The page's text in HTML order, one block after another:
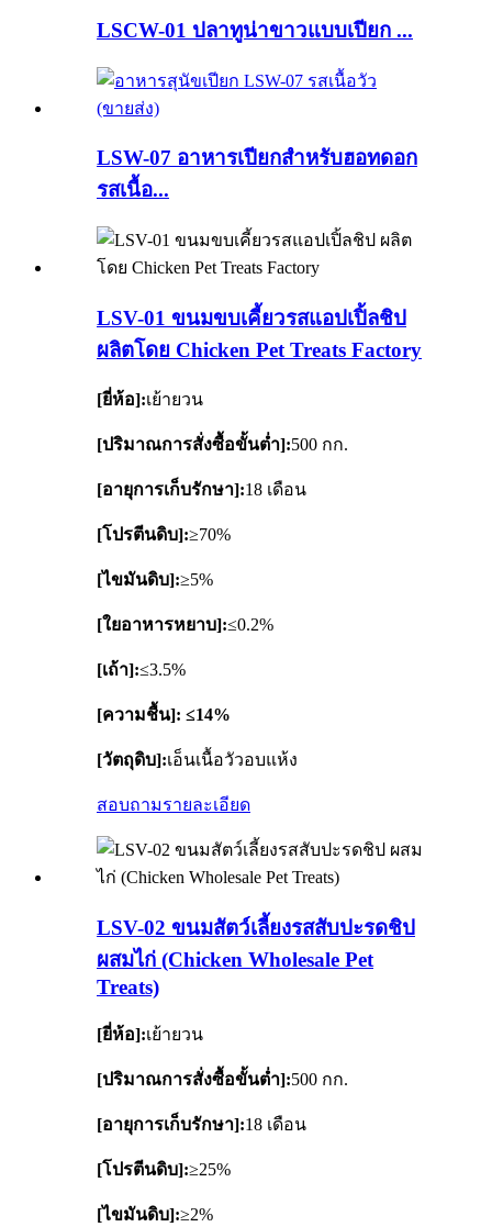
LSCW-01 ปลาทูน่าขาวแบบเปียก ...
LSW-07 อาหารเปียกสำหรับฮอทดอก
รสเนื้อ...
LSV-01 ขนมขบเคี้ยวรสแอปเปิ้ลชิป
ผลิตโดย Chicken Pet Treats Factory
[ยี่ห้อ]:เย้ายวน
[ปริมาณการสั่งซื้อขั้นต่ำ]:500 กก.
[อายุการเก็บรักษา]:18 เดือน
[โปรตีนดิบ]:≥70%
[ไขมันดิบ]:≥5%
[ใยอาหารหยาบ]:≤0.2%
[เถ้า]:≤3.5%
[ความชื้น]: ≤14%
[วัตถุดิบ]:เอ็นเนื้อวัวอบแห้ง
สอบถามรายละเอียด
LSV-02 ขนมสัตว์เลี้ยงรสสับปะรดชิป
ผสมไก่ (Chicken Wholesale Pet
Treats)
[ยี่ห้อ]:เย้ายวน
[ปริมาณการสั่งซื้อขั้นต่ำ]:500 กก.
[อายุการเก็บรักษา]:18 เดือน
[โปรตีนดิบ]:≥25%
[ไขมันดิบ]:≥2%